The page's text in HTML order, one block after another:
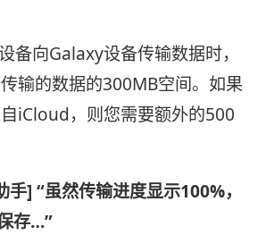
备向Galaxy设备传输数据时，
输的数据的300MB空间。如果
iCloud，则您需要额外的500
手] “虽然传输进度显示100%，
存…”